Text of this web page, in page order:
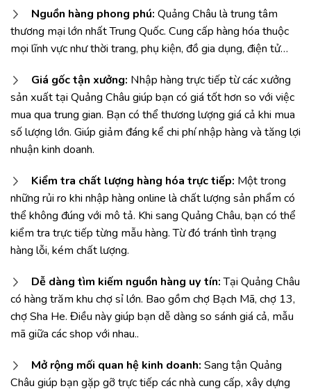
Nguồn hàng phong phú: Quảng Châu là trung tâm
thương mại lớn nhất Trung Quốc. Cung cấp hàng hóa thuộc
mọi lĩnh vực như thời trang, phụ kiện, đồ gia dụng, điện tử…
Giá gốc tận xưởng: Nhập hàng trực tiếp từ các xưởng
sản xuất tại Quảng Châu giúp bạn có giá tốt hơn so với việc
mua qua trung gian. Bạn có thể thương lượng giá cả khi mua
số lượng lớn. Giúp giảm đáng kể chi phí nhập hàng và tăng lợi
nhuận kinh doanh.
Kiểm tra chất lượng hàng hóa trực tiếp: Một trong
những rủi ro khi nhập hàng online là chất lượng sản phẩm có
thể không đúng với mô tả. Khi sang Quảng Châu, bạn có thể
kiểm tra trực tiếp từng mẫu hàng. Từ đó tránh tình trạng
hàng lỗi, kém chất lượng.
Dễ dàng tìm kiếm nguồn hàng uy tín:Tại Quảng Châu
có hàng trăm khu chợ sỉ lớn. Bao gồm chợ Bạch Mã, chợ 13,
chợ Sha He. Điều này giúp bạn dễ dàng so sánh giá cả, mẫu
mã giữa các shop với nhau..
Mở rộng mối quan hệ kinh doanh: Sang tận Quảng
Châu giúp bạn gặp gỡ trực tiếp các nhà cung cấp, xây dựng